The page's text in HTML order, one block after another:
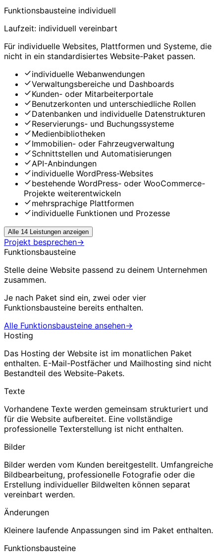
Funktionsbausteine individuell
Laufzeit: individuell vereinbart
Für individuelle Websites, Plattformen und Systeme, die
nicht in ein standardisiertes Website-Paket passen.
individuelle Webanwendungen
Verwaltungsbereiche und Dashboards
Kunden- oder Mitarbeiterportale
Benutzerkonten und unterschiedliche Rollen
Datenbanken und individuelle Datenstrukturen
Reservierungs- und Buchungssysteme
Medienbibliotheken
Immobilien- oder Fahrzeugverwaltung
Schnittstellen und Automatisierungen
API-Anbindungen
individuelle WordPress-Websites
bestehende WordPress- oder WooCommerce-
Projekte weiterentwickeln
mehrsprachige Plattformen
individuelle Funktionen und Prozesse
Alle 14 Leistungen anzeigen
Projekt besprechen→
Funktionsbausteine
Stelle deine Website passend zu deinem Unternehmen
zusammen.
Je nach Paket sind ein, zwei oder vier
Funktionsbausteine bereits enthalten.
Alle Funktionsbausteine ansehen→
Hosting
Das Hosting der Website ist im monatlichen Paket
enthalten. E-Mail-Postfächer und Mailhosting sind nicht
Bestandteil des Website-Pakets.
Texte
Vorhandene Texte werden gemeinsam strukturiert und
für die Website aufbereitet. Eine vollständige
professionelle Texterstellung ist nicht enthalten.
Bilder
Bilder werden vom Kunden bereitgestellt. Umfangreiche
Bildbearbeitung, professionelle Fotografie oder die
Erstellung individueller Bildwelten können separat
vereinbart werden.
Änderungen
Kleinere laufende Anpassungen sind im Paket enthalten.
Funktionsbausteine